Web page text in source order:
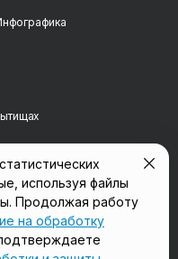
используя файлы
Продолжая работу
на обработку